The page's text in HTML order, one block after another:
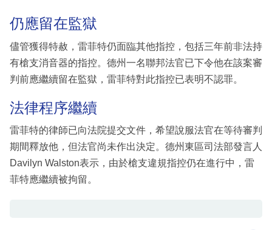
仍應留在監獄
儘管獲得特赦，雷菲特仍面臨其他指控，包括三年前非法持
有槍支消音器的指控。德州一名聯邦法官已下令他在該案審
判前應繼續留在監獄，雷菲特對此指控已表明不認罪。
法律程序繼續
雷菲特的律師已向法院提交文件，希望說服法官在等待審判
期間釋放他，但法官尚未作出決定。德州東區司法部發言人
Davilyn Walston表示，由於槍支違規指控仍在進行中，雷
菲特應繼續被拘留。